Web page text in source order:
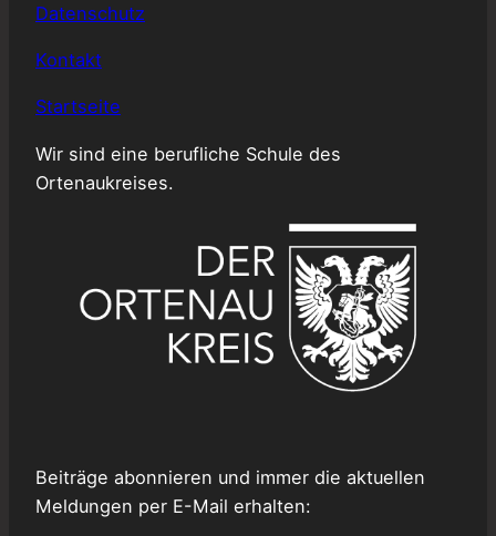
Datenschutz
Kontakt
Startseite
Wir sind eine berufliche Schule des
Ortenaukreises.
Beiträge abonnieren und immer die aktuellen
Meldungen per E-Mail erhalten: